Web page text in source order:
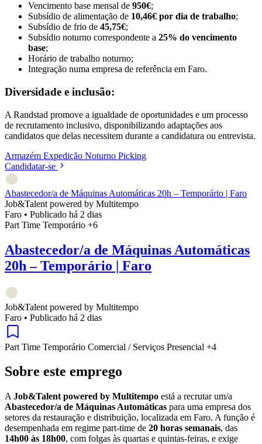
Vencimento base mensal de 950€;
Subsídio de alimentação de 10,46€ por dia de trabalho;
Subsídio de frio de 45,75€;
Subsídio noturno correspondente a 25% do vencimento
base;
Horário de trabalho noturno;
Integração numa empresa de referência em Faro.
Diversidade e inclusão:
A Randstad promove a igualdade de oportunidades e um processo
de recrutamento inclusivo, disponibilizando adaptações aos
candidatos que delas necessitem durante a candidatura ou entrevista.
Armazém Expedição Noturno Picking
Candidatar-se
Abastecedor/a de Máquinas Automáticas 20h – Temporário | Faro
Job&Talent powered by Multitempo
Faro • Publicado há 2 dias
Part Time Temporário +6
Abastecedor/a de Máquinas Automáticas
20h – Temporário | Faro
Job&Talent powered by Multitempo
Faro • Publicado há 2 dias
Part Time Temporário Comercial / Serviços Presencial +4
Sobre este emprego
A Job&Talent powered by Multitempo está a recrutar um/a
Abastecedor/a de Máquinas Automáticas para uma empresa dos
setores da restauração e distribuição, localizada em Faro. A função é
desempenhada em regime part-time de 20 horas semanais, das
14h00 às 18h00, com folgas às quartas e quintas-feiras, e exige